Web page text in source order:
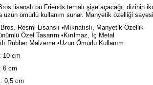
lisanslı bu Friends temalı şişe açacağı, dizinin
uzun ömürlü kullanım sunar. Manyetik özelliği
Resmi Lisanslı •Mıknatıslı, Manyetik Özellik
Özel Tasarım •Kırılmaz, İç Metal
Rubber Malzeme •Uzun Ömürlü Kullanım
10 cm
6 cm
0,5 cm